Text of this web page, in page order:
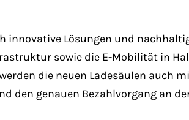
Lösungen und
sowie die E-Mobilität in
die neuen Ladesäulen auch
den genauen Bezahlvorgang an